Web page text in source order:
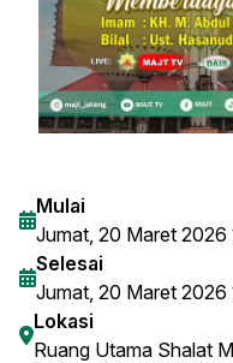
Mulai
Jumat, 20 Maret 2026
Selesai
Jumat, 20 Maret 2026
Lokasi
Ruang Utama Shalat